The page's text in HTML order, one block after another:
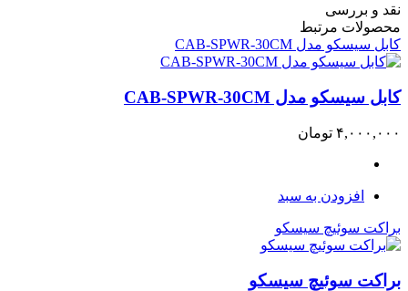
نقد و بررسی
محصولات مرتبط
کابل سیسکو مدل CAB-SPWR-30CM
کابل سیسکو مدل CAB-SPWR-30CM
۴,۰۰۰,۰۰۰ تومان
افزودن به سبد
براکت سوئیچ سیسکو
براکت سوئیچ سیسکو